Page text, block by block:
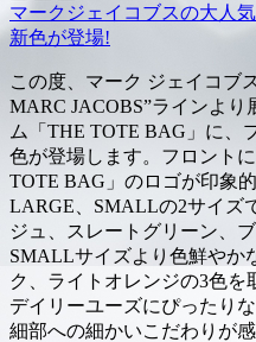
マークジェイコブスの大人
新色が登場!
この度、マーク ジェイコブ
MARC JACOBS”ラインよ
ム「THE TOTE BAG」に、
色が登場します。フロント
TOTE BAG」のロゴが印象
LARGE、SMALLの2サイズ
ジュ、スレートグリーン、
SMALLサイズより色鮮やか
ク、ライトオレンジの3色
デイリーユーズにぴったり
細部への細かいこだわりが